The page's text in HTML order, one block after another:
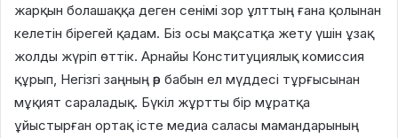
жарқын болашаққа деген сенімі зор ұлттың ғана қолынан
келетін бірегей қадам. Біз осы мақсатқа жету үшін ұзақ
жолды жүріп өттік. Арнайы Конституциялық комиссия
құрып, Негізгі заңның әр бабын ел мүддесі тұрғысынан
мұқият сараладық. Бүкіл жұртты бір мұратқа
ұйыстырған ортақ істе медиа саласы мамандарының